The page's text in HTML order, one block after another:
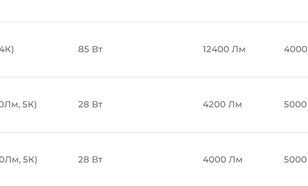
85 Вт 12400 Лм 4000
5К) 28 Вт 4200 Лм 5000
5К) 28 Вт 4000 Лм 5000